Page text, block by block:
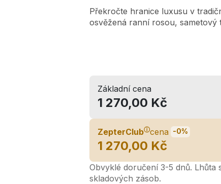
Překročte hranice luxusu v
osvěžená ranní rosou, sametový
Základní cena
1 270,00 Kč
ZepterClubⓘcena -0%
1 270,00 Kč
Obvyklé doručení 3-5 dnů. Lhůta
skladových zásob.